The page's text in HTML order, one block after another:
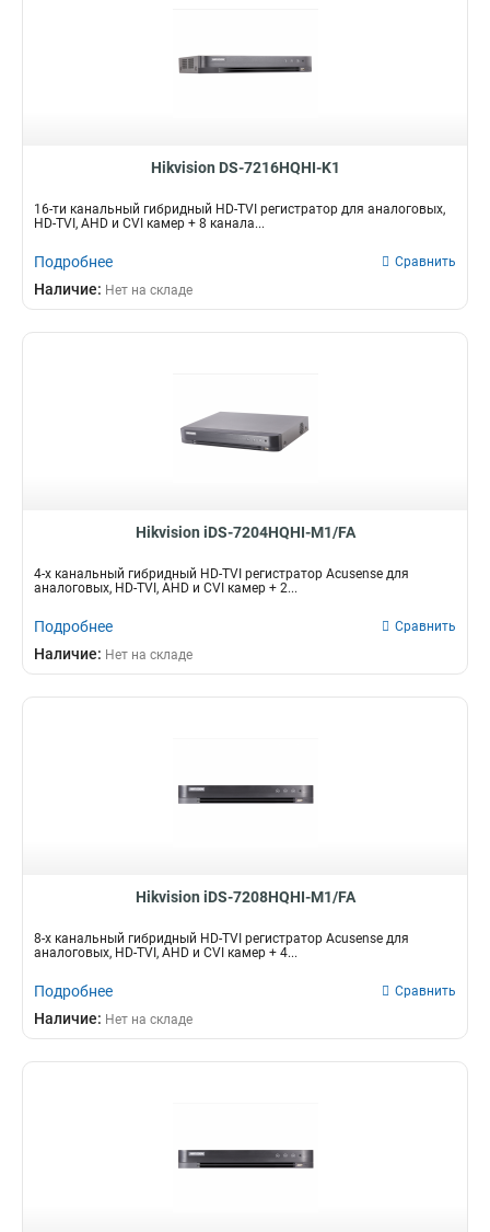
Hikvision DS-7216HQHI-K1
16-ти канальный гибридный HD-TVI регистратор для аналоговых,
HD-TVI, AHD и CVI камер + 8 канала...
Подробнее Сравнить
Наличие: Нет на складе
Hikvision iDS-7204HQHI-M1/FA
4-х канальный гибридный HD-TVI регистратор Acusense для
аналоговых, HD-TVI, AHD и CVI камер + 2...
Подробнее Сравнить
Наличие: Нет на складе
Hikvision iDS-7208HQHI-M1/FA
8-х канальный гибридный HD-TVI регистратор Acusense для
аналоговых, HD-TVI, AHD и CVI камер + 4...
Подробнее Сравнить
Наличие: Нет на складе